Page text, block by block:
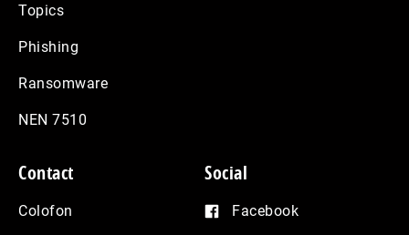
Topics
Phishing
Ransomware
NEN 7510
Contact
Colofon
Social
Facebook